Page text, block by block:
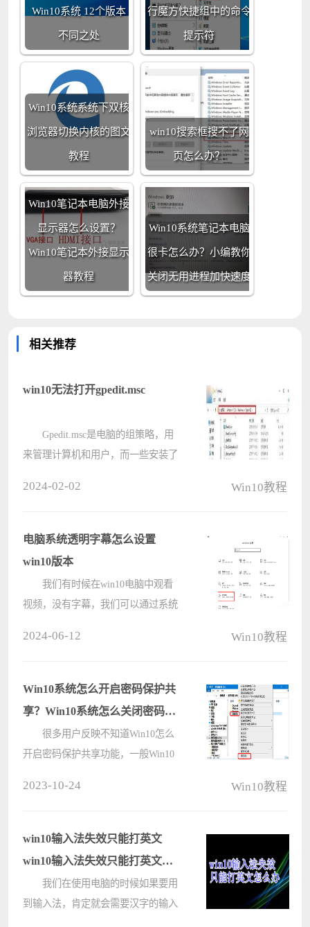
Win10系统 12个版本
不同之处
行魔方快捷组中的命令
提示符
Win10系统系统下双核
浏览器切换内核的图文
教程
win10搜索框搜不了网
页怎么办？
Win10笔记本电脑外接
显示器怎么设置？
Win10笔记本外接显示
器教程
Win10系统笔记本电脑
很卡怎么办？小编教你
关闭无用进程加快速度
相关推荐
win10无法打开gpedit.msc
Gpedit.msc是电脑的组策略，用
来管理计算机和用户，而一些安装了
那么本期的win10教程就来分享具体
的操作步????
2024-02-02 Win10教程
电脑系统透明字幕怎么设置
win10版本
我们有时候在win10电脑中观看
视频，没有字幕，我们可以通过系统
设置位置和方法，我们需要通过
Windows????
2024-06-12 Win10教程
Win10系统怎么开启密码保护共
享？Win10系统怎么关闭密码保
护共享？
很多用户反映不知道Win10怎么
开启密码保护共享功能，一般Win10
闭密码保护共享功能的方法，分享给
大家，????
2023-10-24 Win10教程
win10输入法失效只能打英文
win10输入法失效只能打英文的
解决方法
我们在使用电脑的时候如果要用
到输入法，肯定就会需要汉字的输入